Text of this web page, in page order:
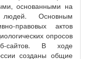
основанными на
людей. Основным
правовых актов
опросов
сайтов. В ходе
созданы общие